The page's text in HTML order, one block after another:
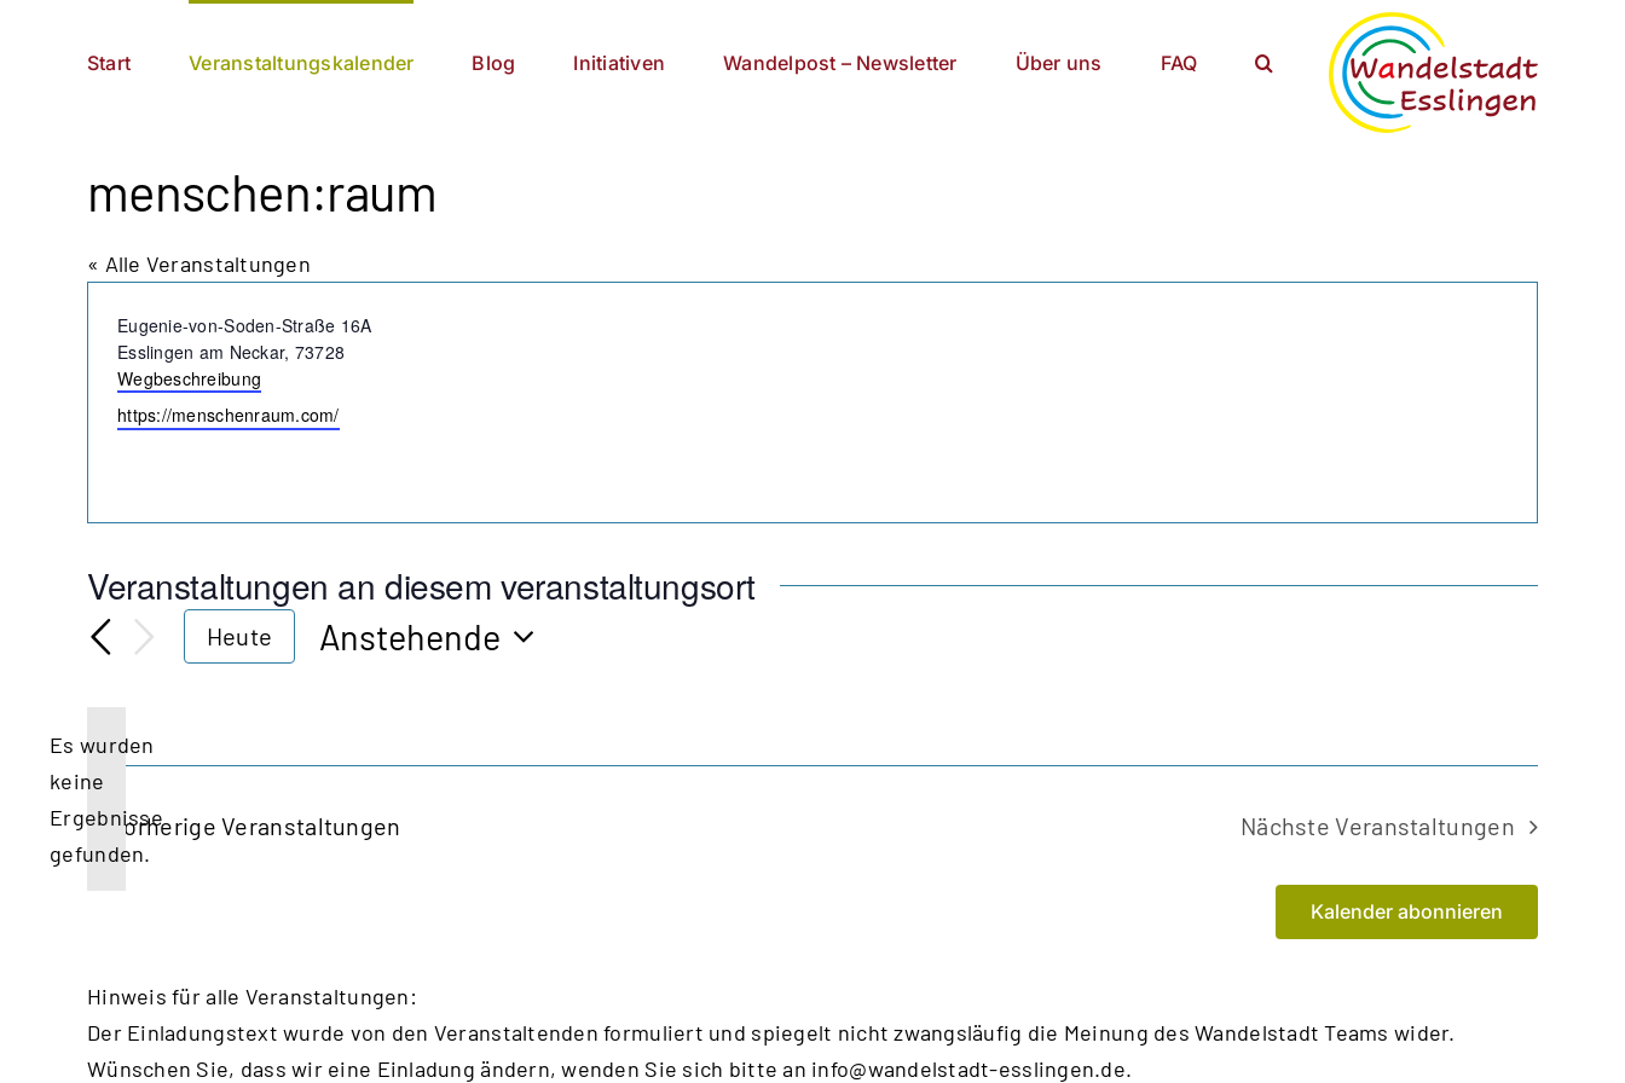
Start Veranstaltungskalender Blog Initiativen Wandelpost – Newsletter Über uns FAQ
menschen:raum
« Alle Veranstaltungen
Adresse
Eugenie-von-Soden-Straße 16A
Esslingen am Neckar, 73728
Wegbeschreibung
Webseite
https://menschenraum.com/
Veranstaltungen an diesem veranstaltungsort
Hinweis
Es wurden
keine
Ergebnisse
gefunden.
Heute
Anstehende
VorherigeVeranstaltungen NächsteVeranstaltungen
Kalender abonnieren
Hinweis für alle Veranstaltungen:
Der Einladungstext wurde von den Veranstaltenden formuliert und spiegelt nicht zwangsläufig die Meinung des Wandelstadt Teams wider.
Wünschen Sie, dass wir eine Einladung ändern, wenden Sie sich bitte an info@wandelstadt-esslingen.de.